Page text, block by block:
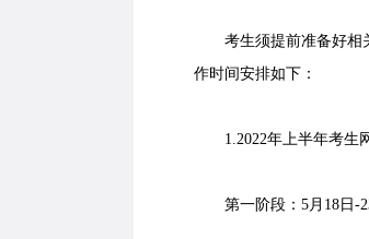
考生须提前准备好相关
作时间安排如下：
1.2022年上半年考生
第一阶段：5月18日-